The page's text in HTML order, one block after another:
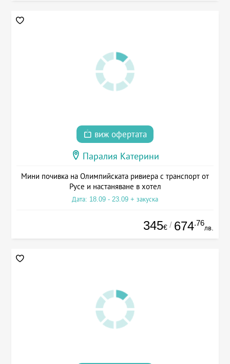
виж офертата
Паралия Катерини
Мини почивка на Олимпийската ривиера с транспорт от
Русе и настаняване в хотел
Дата: 18.09 - 23.09 + закуска
345€ / 674.76
лв.